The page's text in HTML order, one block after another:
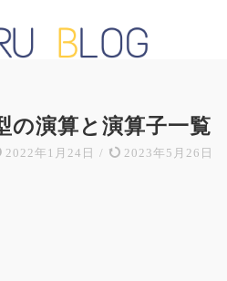
の演算と演算子一覧
2022年1月24日 / 2023年5月26日